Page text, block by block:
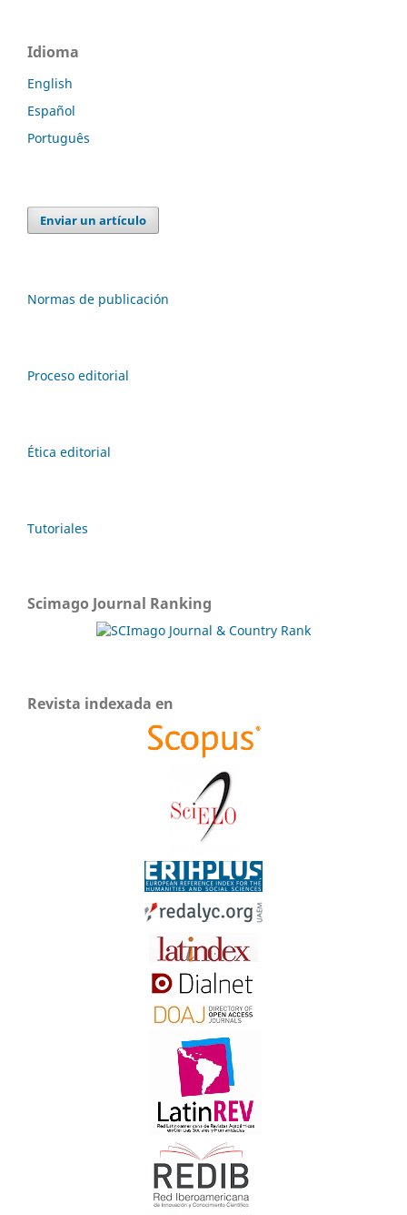
Idioma
English
Español
Português
Enviar un artículo
Normas de publicación
Proceso editorial
Ética editorial
Tutoriales
Scimago Journal Ranking
Revista indexada en